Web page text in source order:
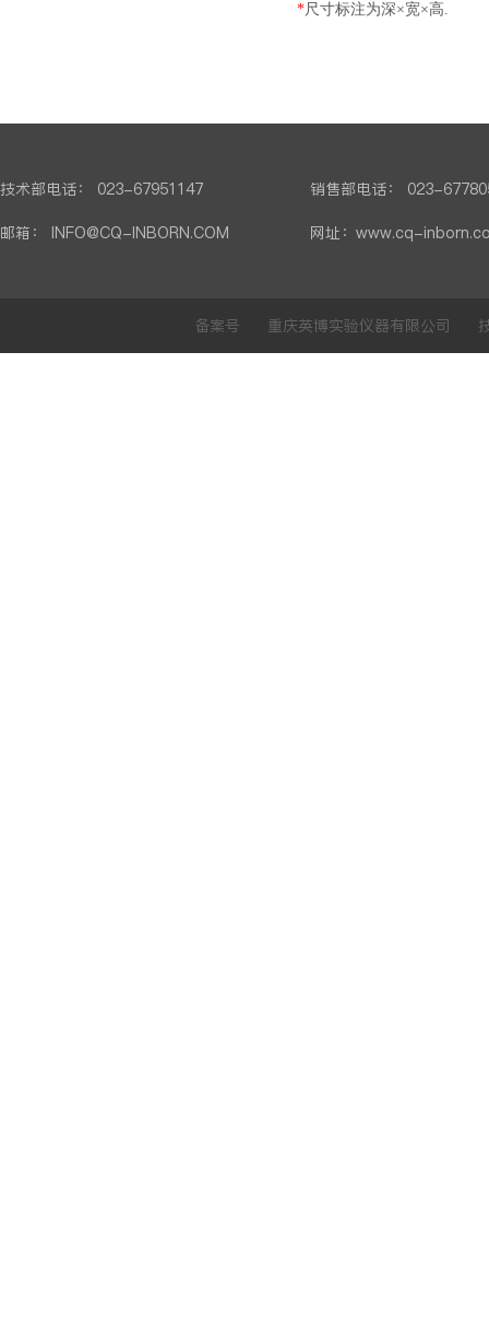
*尺寸标注为深×宽×高.
技术部电话： 023-67951147
销售部电话： 023-
邮箱： INFO@CQ-INBORN.COM
网址：www.cq-
备案号 重庆英博实验仪器有限公司